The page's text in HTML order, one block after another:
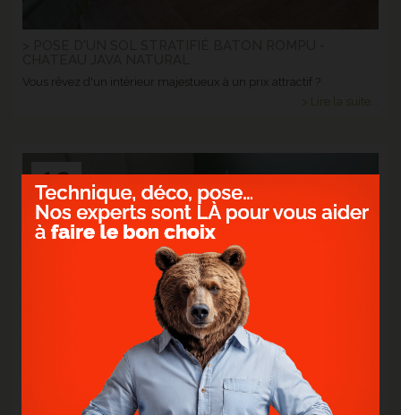
Vous rêvez d'un intérieur majestueux à un prix attractif ?
> Lire la suite...
12
Oct.
2023
> STRATIFIÉ GYANT SAND NATURAL